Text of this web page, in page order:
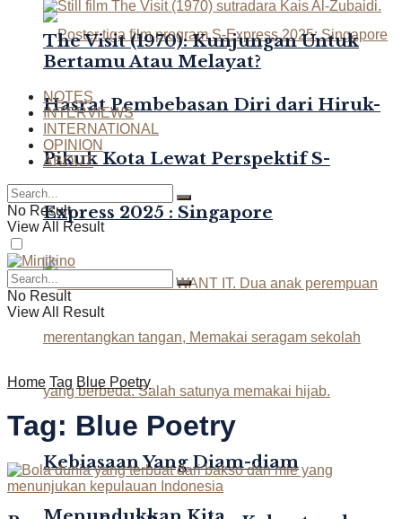
Hasrat Pembebasan Diri dari Hiruk-
Pikuk Kota Lewat Perspektif S-
Express 2025 : Singapore
Kebiasaan Yang Diam-diam
The Visit (1970): Kunjungan Untuk
Bertamu Atau Melayat?
NOTES
INTERVIEWS
INTERNATIONAL
OPINION
ABOUT
No Result
View All Result
No Result
View All Result
Home Tag Blue Poetry
Tag: Blue Poetry